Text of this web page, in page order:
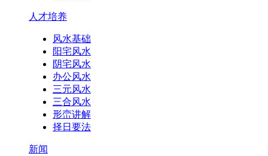
人才培养
风水基础
阳宅风水
阴宅风水
办公风水
三元风水
三合风水
形峦讲解
择日要法
新闻